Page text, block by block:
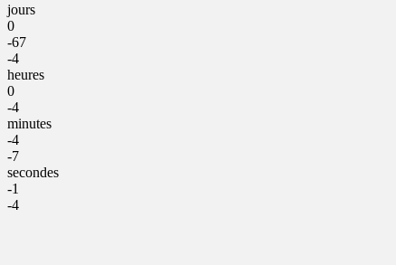
jours
0
-67
-4
heures
0
-4
minutes
-4
-7
secondes
-1
-4